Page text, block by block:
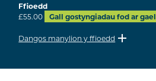
Ffioedd
£55.00
Gall gostyngiadau fod ar gael
Dangos manylion y ffioedd